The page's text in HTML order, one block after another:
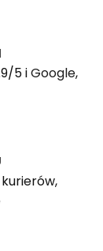
5 iGoogle,